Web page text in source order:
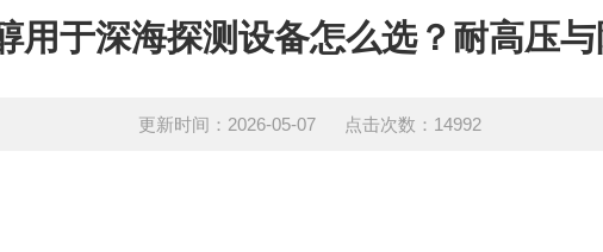
用于深海探测设备怎么选？耐高压
更新时间：2026-05-07 点击次数：14992